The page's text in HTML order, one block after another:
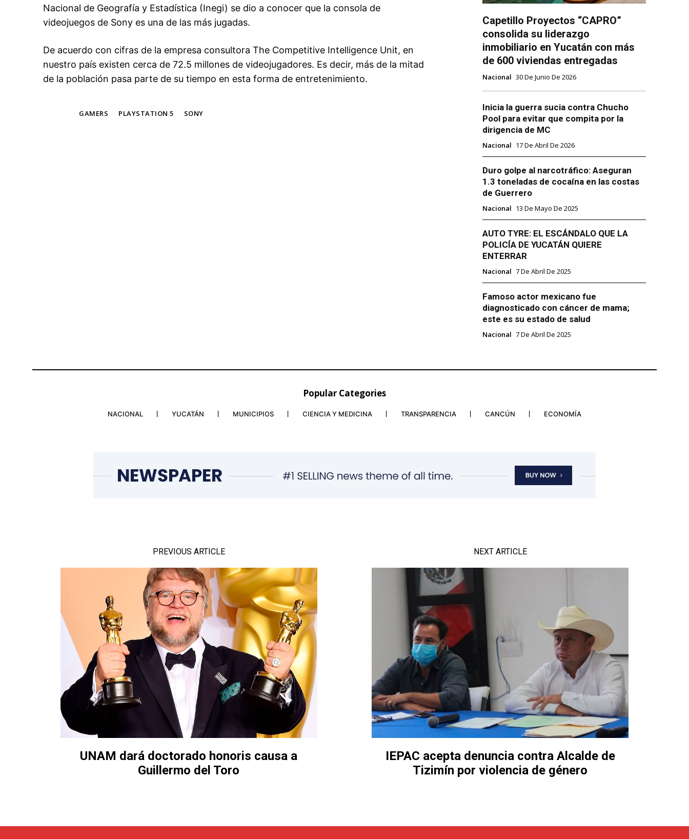
Nacional de Geografía y Estadística (Inegi) se dio a conocer que la consola de
videojuegos de Sony es una de las más jugadas.
De acuerdo con cifras de la empresa consultora The Competitive Intelligence Unit, en
nuestro país existen cerca de 72.5 millones de videojugadores. Es decir, más de la mitad
de la población pasa parte de su tiempo en esta forma de entretenimiento.
GAMERS PLAYSTATION 5 SONY
Capetillo Proyectos “CAPRO”
consolida su liderazgo
inmobiliario en Yucatán con más
de 600 viviendas entregadas
Nacional 30 De Junio De 2026
Inicia la guerra sucia contra Chucho
Pool para evitar que compita por la
dirigencia de MC
Nacional 17 De Abril De 2026
Duro golpe al narcotráfico: Aseguran
1.3 toneladas de cocaína en las costas
de Guerrero
Nacional 13 De Mayo De 2025
AUTO TYRE: EL ESCÁNDALO QUE LA
POLICÍA DE YUCATÁN QUIERE
ENTERRAR
Nacional 7 De Abril De 2025
Famoso actor mexicano fue
diagnosticado con cáncer de mama;
este es su estado de salud
Nacional 7 De Abril De 2025
Popular Categories
NACIONAL YUCATÁN MUNICIPIOS CIENCIA Y MEDICINA TRANSPARENCIA CANCÚN ECONOMÍA
PREVIOUS ARTICLE
UNAM dará doctorado honoris causa a
Guillermo del Toro
NEXT ARTICLE
IEPAC acepta denuncia contra Alcalde de
Tizimín por violencia de género